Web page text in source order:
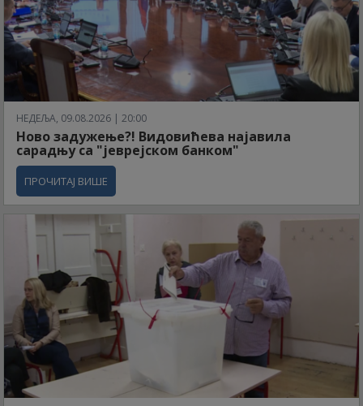
НЕДЕЉА, 09.08.2026 | 20:00
Ново задужење?! Видовићева најавила
сарадњу са "јеврејском банком"
ПРОЧИТАЈ ВИШЕ